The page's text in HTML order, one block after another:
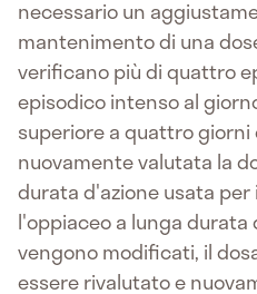
necessario un
mantenimento di una
verificano più di quattro
episodico intenso al
superiore a quattro
nuovamente valutata la
durata d'azione usata
l'oppiaceo a lunga durata
vengono modificati, il
essere rivalutato e